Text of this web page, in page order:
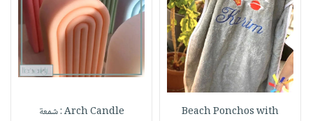
Beach Ponchos with Arch Candle : شمعة